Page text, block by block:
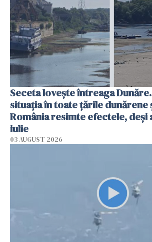
Seceta lovește întreaga
situația în toate țările dunărene
România resimte efectele, deși
iulie
03 AUGUST 2026